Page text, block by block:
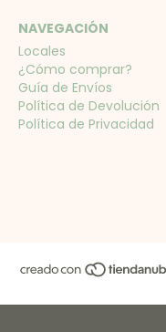
NAVEGACIÓN
Locales
¿Cómo comprar?
Guía de Envíos
Política de Devolución
Política de Privacidad